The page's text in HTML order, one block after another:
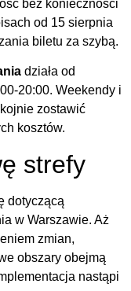
bez konieczności
od 15 sierpnia
biletu za szybą.
działa od
20:00. Weekendy i
zostawić
kosztów.
strefy
dotyczącą
w Warszawie. Aż
zmian,
obszary obejmą
nastąpi